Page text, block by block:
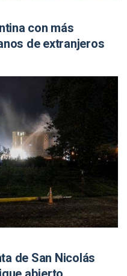
con más
de extranjeros
de San Nicolás